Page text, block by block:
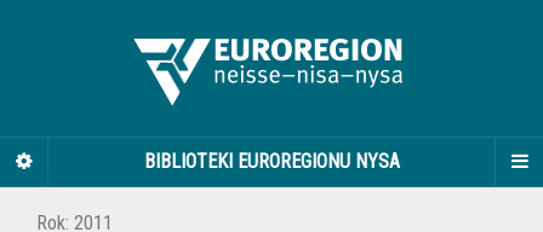
BIBLIOTEKI EUROREGIONU NYSA
Rok: 2011